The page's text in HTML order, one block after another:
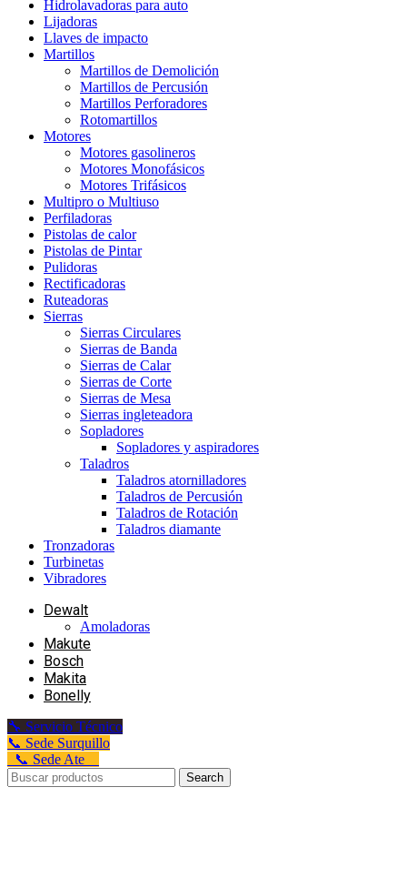
Hidrolavadoras para auto
Lijadoras
Llaves de impacto
Martillos
Martillos de Demolición
Martillos de Percusión
Martillos Perforadores
Rotomartillos
Motores
Motores gasolineros
Motores Monofásicos
Motores Trifásicos
Multipro o Multiuso
Perfiladoras
Pistolas de calor
Pistolas de Pintar
Pulidoras
Rectificadoras
Ruteadoras
Sierras
Sierras Circulares
Sierras de Banda
Sierras de Calar
Sierras de Corte
Sierras de Mesa
Sierras ingleteadora
Sopladores
Sopladores y aspiradores
Taladros
Taladros atornilladores
Taladros de Percusión
Taladros de Rotación
Taladros diamante
Tronzadoras
Turbinetas
Vibradores
Dewalt
Amoladoras
Makute
Bosch
Makita
Bonelly
🔧 Servicio Técnico
📞 Sede Surquillo
📞 Sede Ate
Search